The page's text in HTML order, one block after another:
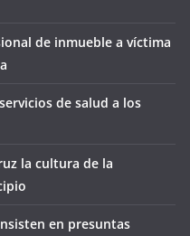
de inmueble a víctima
de salud a los
la cultura de la
en presuntas